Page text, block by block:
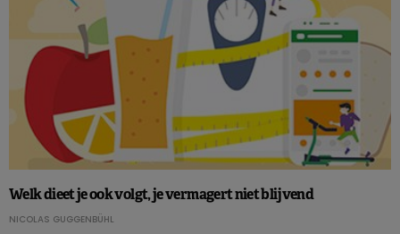
Welk dieet je ook volgt, je vermagert niet blijvend
NICOLAS GUGGENBÜHL